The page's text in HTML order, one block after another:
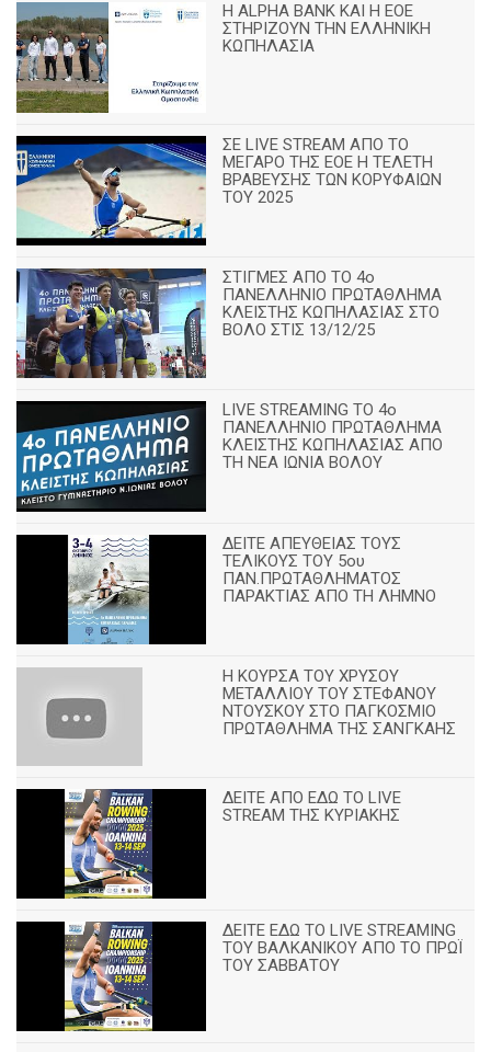
H ALPHA BANK ΚΑΙ Η ΕΟΕ
ΣΤΗΡΙΖΟΥΝ ΤΗΝ ΕΛΛΗΝΙΚΗ
ΚΩΠΗΛΑΣΙΑ
ΣΕ LIVE STREAM ΑΠΟ ΤΟ
ΜΕΓΑΡΟ ΤΗΣ ΕΟΕ Η ΤΕΛΕΤΗ
ΒΡΑΒΕΥΣΗΣ ΤΩΝ ΚΟΡΥΦΑΙΩΝ
ΤΟΥ 2025
ΣΤΙΓΜΕΣ ΑΠΟ ΤΟ 4ο
ΠΑΝΕΛΛΗΝΙΟ ΠΡΩΤΑΘΛΗΜΑ
ΚΛΕΙΣΤΗΣ ΚΩΠΗΛΑΣΙΑΣ ΣΤΟ
ΒΟΛΟ ΣΤΙΣ 13/12/25
LIVE STREAMING ΤΟ 4ο
ΠΑΝΕΛΛΗΝΙΟ ΠΡΩΤΑΘΛΗΜΑ
ΚΛΕΙΣΤΗΣ ΚΩΠΗΛΑΣΙΑΣ ΑΠΟ
ΤΗ ΝΕΑ ΙΩΝΙΑ ΒΟΛΟΥ
ΔΕΙΤΕ ΑΠΕΥΘΕΙΑΣ ΤΟΥΣ
ΤΕΛΙΚΟΥΣ ΤΟΥ 5ου
ΠΑΝ.ΠΡΩΤΑΘΛΗΜΑΤΟΣ
ΠΑΡΑΚΤΙΑΣ ΑΠΟ ΤΗ ΛΗΜΝΟ
Η ΚΟΥΡΣΑ ΤΟΥ ΧΡΥΣΟΥ
ΜΕΤΑΛΛΙΟΥ ΤΟΥ ΣΤΕΦΑΝΟΥ
ΝΤΟΥΣΚΟΥ ΣΤΟ ΠΑΓΚΟΣΜΙΟ
ΠΡΩΤΑΘΛΗΜΑ ΤΗΣ ΣΑΝΓΚΑΗΣ
ΔΕΙΤΕ ΑΠΟ ΕΔΩ ΤΟ LIVE
STREAM ΤΗΣ ΚΥΡΙΑΚΗΣ
ΔΕΙΤΕ ΕΔΩ ΤΟ LIVE STREAMING
TOY ΒΑΛΚΑΝΙΚΟΥ ΑΠΟ ΤΟ ΠΡΩΪ
ΤΟΥ ΣΑΒΒΑΤΟΥ